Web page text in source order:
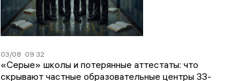
03/08 09:32
«Серые» школы и потерянные аттестаты: что
скрывают частные образовательные центры 33-